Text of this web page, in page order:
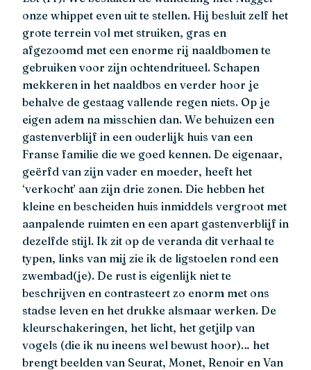
onze whippet even uit te stellen. Hij besluit zelf het
grote terrein vol met struiken, gras en
afgezoomd met een enorme rij naaldbomen te
gebruiken voor zijn ochtendritueel. Schapen
mekkeren in het naaldbos en verder hoor je
behalve de gestaag vallende regen niets. Op je
eigen adem na misschien dan. We behuizen een
gastenverblijf in een ouderlijk huis van een
Franse familie die we goed kennen. De eigenaar,
geërfd van zijn vader en moeder, heeft het
‘verkocht’ aan zijn drie zonen. Die hebben het
kleine en bescheiden huis inmiddels vergroot met
aanpalende ruimten en een apart gastenverblijf in
dezelfde stijl. Ik zit op de veranda dit verhaal te
typen, links van mij zie ik de ligstoelen rond een
zwembad(je). De rust is eigenlijk niet te
beschrijven en contrasteert zo enorm met ons
stadse leven en het drukke alsmaar werken. De
kleurschakeringen, het licht, het getjilp van
vogels (die ik nu ineens wel bewust hoor)… het
brengt beelden van Seurat, Monet, Renoir en Van